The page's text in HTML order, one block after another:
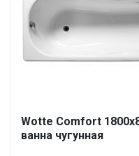
Wotte Comfort
ванна чугунная